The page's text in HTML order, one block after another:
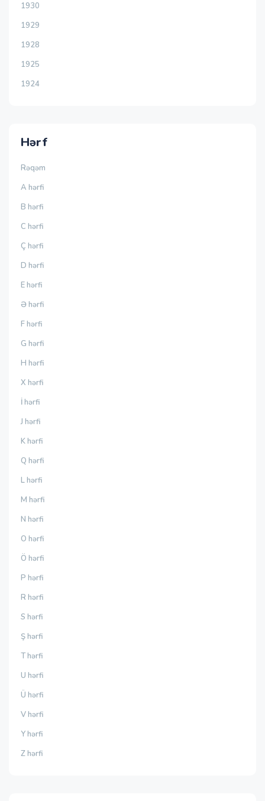
1930
1929
1928
1925
1924
Hərf
Rəqəm
A hərfi
B hərfi
C hərfi
Ç hərfi
D hərfi
E hərfi
Ə hərfi
F hərfi
G hərfi
H hərfi
X hərfi
İ hərfi
J hərfi
K hərfi
Q hərfi
L hərfi
M hərfi
N hərfi
O hərfi
Ö hərfi
P hərfi
R hərfi
S hərfi
Ş hərfi
T hərfi
U hərfi
Ü hərfi
V hərfi
Y hərfi
Z hərfi